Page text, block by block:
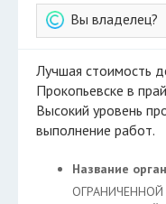
Вы владелец?
Лучшая стоимость демонтажных работ в
Прокопьевске в
Высокий уровень
выполнение работ.
Название